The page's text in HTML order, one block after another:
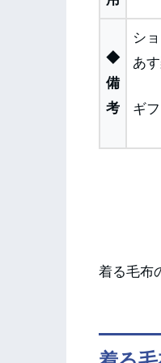
◆
備
考
シ
あ
ギ
着る毛布